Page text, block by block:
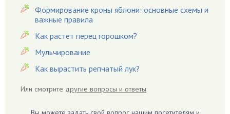
Гвоздики
Георгины
Герань
Гиацинт
Гибискус
Гладиолусы
Формирование кроны яблони: основные схемы и
важные правила
Как растет перец горошком?
Мульчирование
Как вырастить репчатый лук?
Или смотрите другие вопросы и ответы